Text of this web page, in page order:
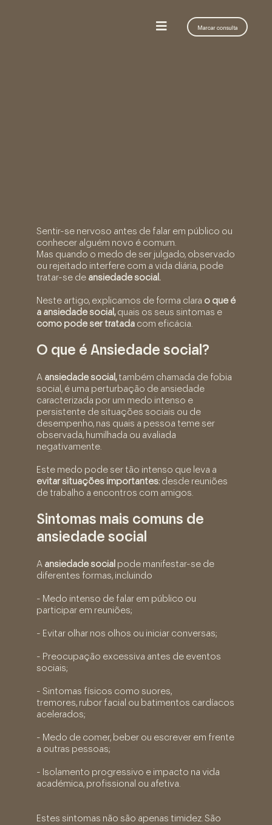
Marcar consulta
Sentir-se nervoso antes de falar em público ou
conhecer alguém novo é comum.
Mas quando o medo de ser julgado, observado
ou rejeitado interfere com a vida diária, pode
tratar-se de ansiedade social.
Neste artigo, explicamos de forma clara o que é
a ansiedade social,quais os seus sintomas e
como pode ser tratada com eficácia.
O que é Ansiedade social?
A ansiedade social,também chamada de fobia
social, é uma perturbação de ansiedade
caracterizada por um medo intenso e
persistente de situações sociais ou de
desempenho, nas quais a pessoa teme ser
observada, humilhada ou avaliada
negativamente.
Este medo pode ser tão intenso que leva a
evitar situações importantes: desde reuniões
de trabalho a encontros com amigos.
Sintomas mais comuns de
ansiedade social
A ansiedade social pode manifestar-se de
diferentes formas, incluindo
- Medo intenso de falar em público ou
participar em reuniões;
- Evitar olhar nos olhos ou iniciar conversas;
- Preocupação excessiva antes de eventos
sociais;
- Sintomas físicos como suores,
tremores, rubor facial ou batimentos cardíacos
acelerados;
- Medo de comer, beber ou escrever em frente
a outras pessoas;
- Isolamento progressivo e impacto na vida
académica, profissional ou afetiva.
Estes sintomas não são apenas timidez. São